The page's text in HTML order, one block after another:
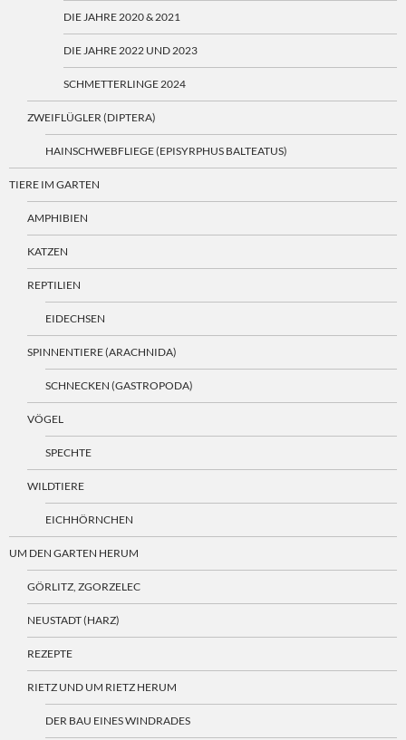
DIE JAHRE 2020 & 2021
DIE JAHRE 2022 UND 2023
SCHMETTERLINGE 2024
ZWEIFLÜGLER (DIPTERA)
HAINSCHWEBFLIEGE (EPISYRPHUS BALTEATUS)
TIERE IM GARTEN
AMPHIBIEN
KATZEN
REPTILIEN
EIDECHSEN
SPINNENTIERE (ARACHNIDA)
SCHNECKEN (GASTROPODA)
VÖGEL
SPECHTE
WILDTIERE
EICHHÖRNCHEN
UM DEN GARTEN HERUM
GÖRLITZ, ZGORZELEC
NEUSTADT (HARZ)
REZEPTE
RIETZ UND UM RIETZ HERUM
DER BAU EINES WINDRADES